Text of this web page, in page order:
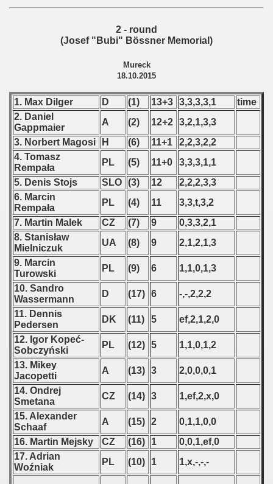
2 - round
(Josef "Bubi" Bössner Memorial)
Mureck
18.10.2015
1. Max Dilger D (1) 13+3 3,3,3,3,1
time
2. Daniel
Gappmaier
A (2) 12+2 3,2,1,3,3
3. Norbert Magosi
H (6) 11+1
2,2,3,2,2
4. Tomasz
Rempała
PL (5) 11+0
3,3,3,1,1
5. Denis Stojs
SLO (3) 12
2,2,2,3,3
6. Marcin
Rempała
PL (4) 11
3,3,t,3,2
7. Martin Malek
CZ (7) 9
0,3,3,2,1
8. Stanisław
Mielniczuk
UA (8) 9
2,1,2,1,3
9. Marcin
Turowski
PL (9) 6
1,1,0,1,3
10. Sandro
Wassermann
D (17) 6
-,-,2,2,2
11. Dennis
Pedersen
DK (11) 5
ef,2,1,2,0
12. Igor Kopeć-
Sobczyński
PL (12) 5
1,1,0,1,2
13. Mikey
Jacopetti
A (13) 3
2,0,0,0,1
14. Ondrej
Smetana
CZ (14) 3
1,ef,2,x,0
15. Alexander
Schaaf
A (15) 2
0,1,1,0,0
16. Martin Mejsky
CZ (16) 1
0,0,1,ef,0
17. Adrian
Woźniak
PL (10) 1 1,x,-,-,-
- 1968
1983
1984
1986